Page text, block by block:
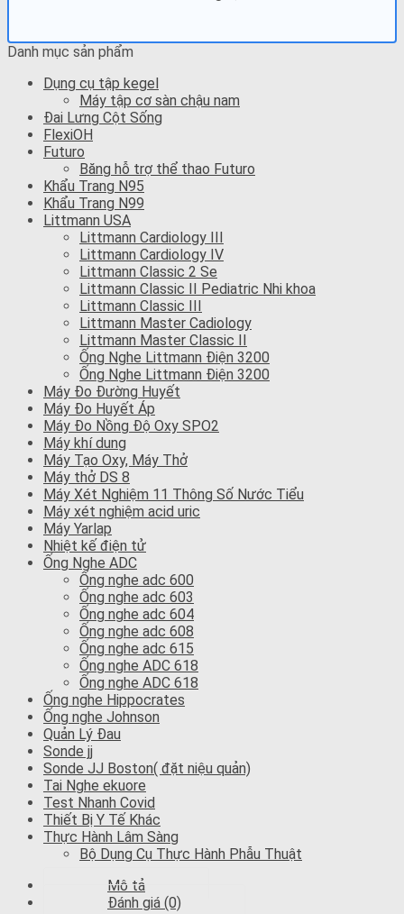
Danh mục sản phẩm
Dụng cụ tập kegel
Máy tập cơ sàn chậu nam
Đai Lưng Cột Sống
FlexiOH
Futuro
Băng hỗ trợ thể thao Futuro
Khẩu Trang N95
Khẩu Trang N99
Littmann USA
Littmann Cardiology III
Littmann Cardiology IV
Littmann Classic 2 Se
Littmann Classic II Pediatric Nhi khoa
Littmann Classic III
Littmann Master Cadiology
Littmann Master Classic II
Ống Nghe Littmann Điện 3200
Ống Nghe Littmann Điện 3200
Máy Đo Đường Huyết
Máy Đo Huyết Áp
Máy Đo Nồng Độ Oxy SPO2
Máy khí dung
Máy Tạo Oxy, Máy Thở
Máy thở DS 8
Máy Xét Nghiệm 11 Thông Số Nước Tiểu
Máy xét nghiệm acid uric
Máy Yarlap
Nhiệt kế điện tử
Ống Nghe ADC
Ống nghe adc 600
Ống nghe adc 603
Ống nghe adc 604
Ống nghe adc 608
Ống nghe adc 615
Ống nghe ADC 618
Ống nghe ADC 618
Ống nghe Hippocrates
Ống nghe Johnson
Quản Lý Đau
Sonde jj
Sonde JJ Boston( đặt niệu quản)
Tai Nghe ekuore
Test Nhanh Covid
Thiết Bị Y Tế Khác
Thực Hành Lâm Sàng
Bộ Dụng Cụ Thực Hành Phẫu Thuật
Mô tả
Đánh giá (0)